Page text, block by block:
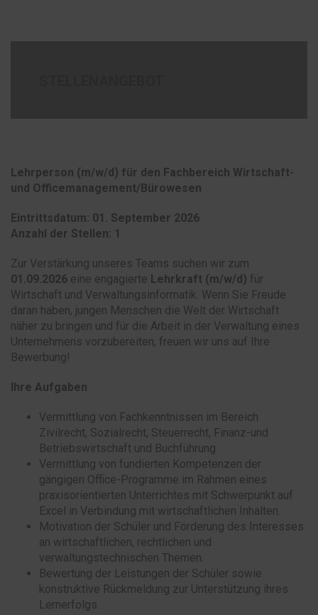
Lehrperson (m/w/d) für den Fachbereich Wirtschaft-
und Officemanagement/Bürowesen
Eintrittsdatum: 01. September 2026
Anzahl der Stellen: 1
Zur Verstärkung unseres Teams suchen wir zum
01.09.2026 eine engagierte Lehrkraft (m/w/d) für
Wirtschaft und Verwaltungsinformatik. Wenn Sie Freude
daran haben, jungen Menschen die Welt der Wirtschaft
näher zu bringen und für die Arbeit in der Verwaltung eines
Unternehmens vorzubereiten, freuen wir uns auf Ihre
Bewerbung!
Ihre Aufgaben
Vermittlung von Fachkenntnissen im Bereich
Zivilrecht, Sozialrecht, Steuerrecht, Finanz-und
Betriebswirtschaft und Buchführung
Vermittlung von fundierten Kompetenzen der
gängigen Office-Programme im Rahmen eines
praxisorientierten Unterrichtes mit Schwerpunkt auf
Excel in Verbindung mit wirtschaftlichen Inhalten.
Motivation der Schüler und Förderung des Interesses
an wirtschaftlichen, rechtlichen und
verwaltungstechnischen Themen.
Bewertung der Leistungen der Schüler sowie
konstruktive Rückmeldung zur Unterstützung ihres
Lernerfolgs.